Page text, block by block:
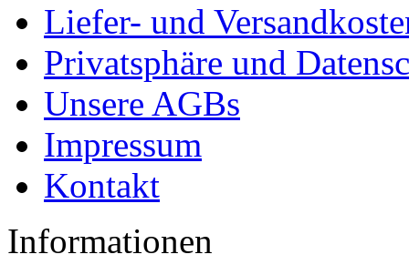
Liefer- und
Privatsphäre und
Unsere AGBs
Impressum
Kontakt
Informationen